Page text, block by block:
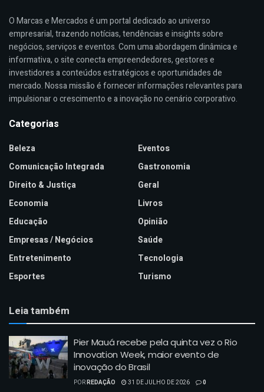
O Marcas e Mercados é um portal dedicado ao universo
empresarial, trazendo notícias, tendências e insights sobre
negócios, serviços e eventos. Com uma abordagem dinâmica e
informativa, o site conecta empreendedores, gestores e
investidores a conteúdos estratégicos e oportunidades de
mercado. Nossa missão é fornecer informações relevantes para
impulsionar o crescimento e a inovação no cenário corporativo.
Categorias
Beleza
Comunicação Integrada
Direito & Justiça
Economia
Educação
Empresas / Negócios
Entretenimento
Esportes
Eventos
Gastronomia
Geral
Livros
Opinião
Saúde
Tecnologia
Turismo
Leia também
Pier Mauá recebe pela quinta vez o Rio
Innovation Week, maior evento de
inovação do Brasil
PORREDAÇÃO 31 DE JULHO DE 2026 0